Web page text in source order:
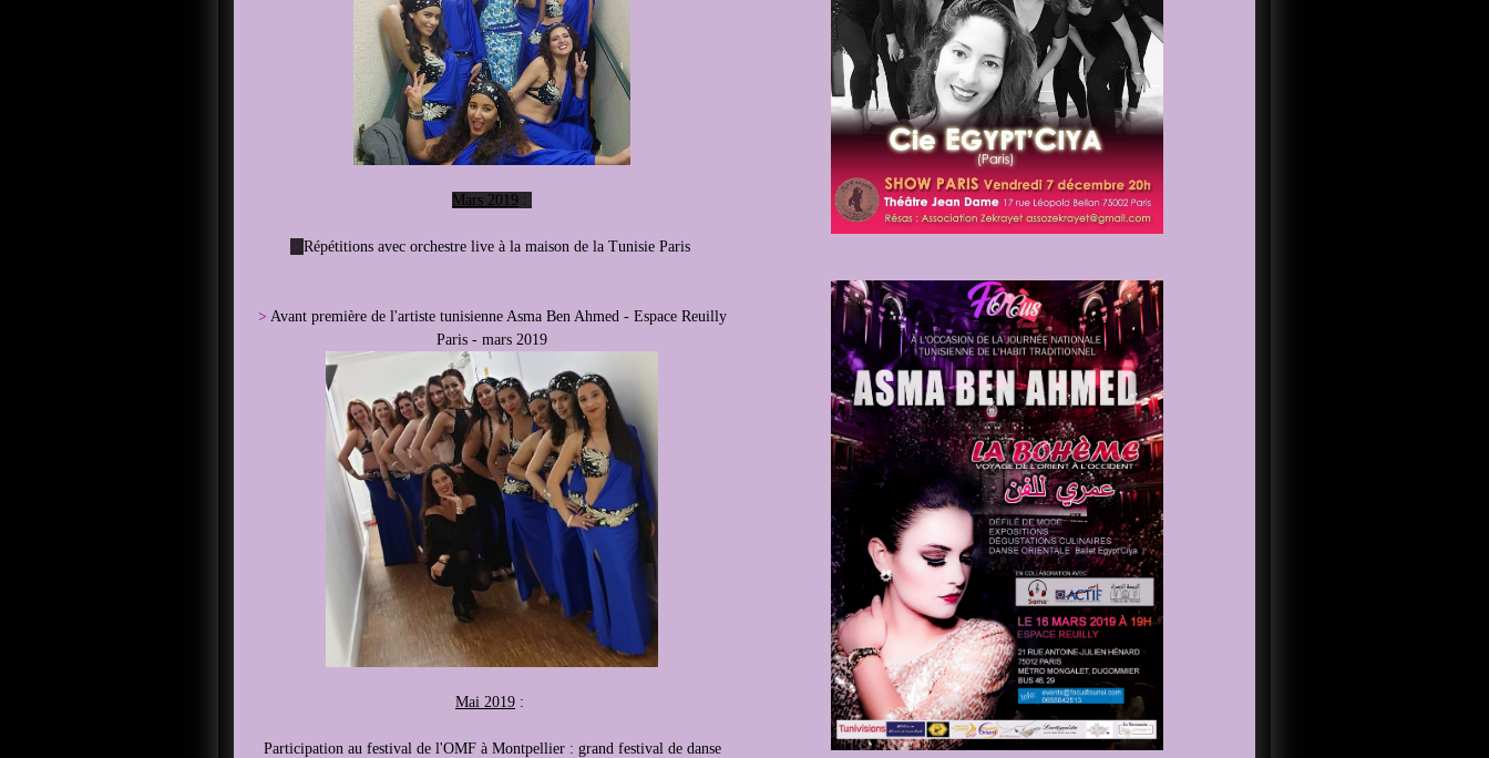
Mars 2019 :
> Répétitions avec orchestre live à la maison de la Tunisie Paris
> Avant première de l'artiste tunisienne Asma Ben Ahmed - Espace Reuilly
Paris - mars 2019
Mai 2019 :
Participation au festival de l'OMF à Montpellier : grand festival de danse